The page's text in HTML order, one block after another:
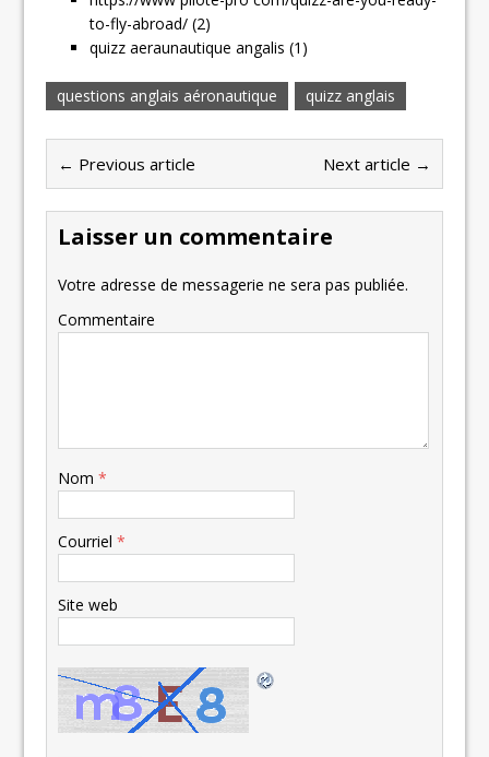
to-fly-abroad/ (2)
quizz aeraunautique angalis (1)
questions anglais aéronautique quizz anglais
← Previous article Next article →
Laisser un commentaire
Votre adresse de messagerie ne sera pas publiée.
Commentaire
Nom*
Courriel*
Site web